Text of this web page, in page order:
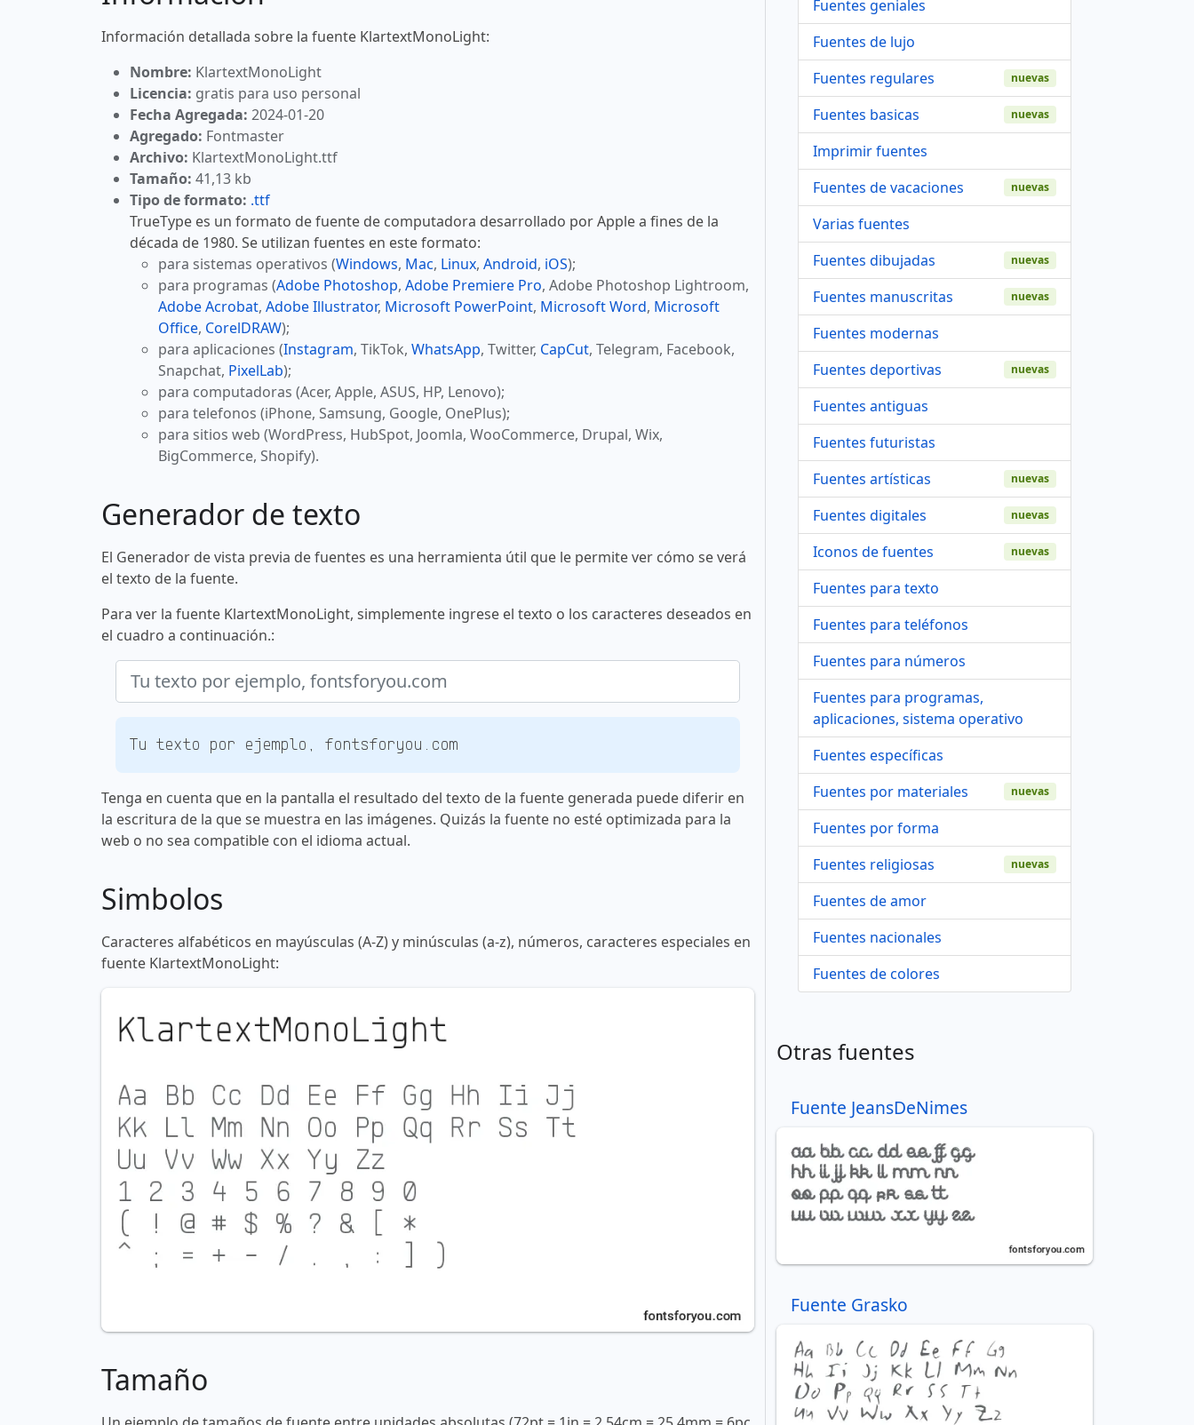
Información detallada sobre la fuente KlartextMonoLight:
Nombre: KlartextMonoLight
Licencia: gratis para uso personal
Fecha Agregada: 2024-01-20
Agregado: Fontmaster
Archivo: KlartextMonoLight.ttf
Tamaño: 41,13 kb
Tipo de formato: .ttf
TrueType es un formato de fuente de computadora desarrollado por Apple a fines de la
década de 1980. Se utilizan fuentes en este formato:
para sistemas operativos (Windows, Mac, Linux, Android, iOS);
para programas (Adobe Photoshop, Adobe Premiere Pro, Adobe Photoshop Lightroom,
Adobe Acrobat, Adobe Illustrator, Microsoft PowerPoint, Microsoft Word, Microsoft
Office, CorelDRAW);
para aplicaciones (Instagram, TikTok, WhatsApp, Twitter, CapCut, Telegram, Facebook,
Snapchat, PixelLab);
para computadoras (Acer, Apple, ASUS, HP, Lenovo);
para telefonos (iPhone, Samsung, Google, OnePlus);
para sitios web (WordPress, HubSpot, Joomla, WooCommerce, Drupal, Wix,
BigCommerce, Shopify).
Generador de texto
El Generador de vista previa de fuentes es una herramienta útil que le permite ver cómo se verá
el texto de la fuente.
Para ver la fuente KlartextMonoLight, simplemente ingrese el texto o los caracteres deseados en
el cuadro a continuación.:
Tu texto por ejemplo, fontsforyou.com
Tenga en cuenta que en la pantalla el resultado del texto de la fuente generada puede diferir en
la escritura de la que se muestra en las imágenes. Quizás la fuente no esté optimizada para la
web o no sea compatible con el idioma actual.
Simbolos
Caracteres alfabéticos en mayúsculas (A-Z) y minúsculas (a-z), números, caracteres especiales en
fuente KlartextMonoLight:
Tamaño
Fuentes geniales
Fuentes de lujo
Fuentes regulares
nuevas
Fuentes basicas nuevas
Imprimir fuentes
Fuentes de vacaciones
nuevas
Varias fuentes
Fuentes dibujadas
nuevas
Fuentes manuscritas nuevas
Fuentes modernas
Fuentes deportivas
nuevas
Fuentes antiguas
Fuentes futuristas
Fuentes artísticas
nuevas
Fuentes digitales nuevas
Iconos de fuentes nuevas
Fuentes para texto
Fuentes para teléfonos
Fuentes para números
Fuentes para programas,
aplicaciones, sistema operativo
Fuentes específicas
Fuentes por materiales
nuevas
Fuentes por forma
Fuentes religiosas
nuevas
Fuentes de amor
Fuentes nacionales
Fuentes de colores
Otras fuentes
Fuente JeansDeNimes
Fuente Grasko